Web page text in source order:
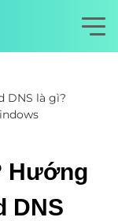
DNS là gì?
Hướng
DNS